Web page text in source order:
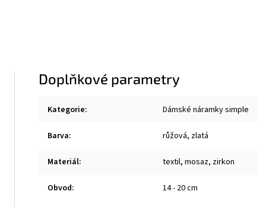
Doplňkové parametry
Kategorie: Dámské náramky simple
Barva: růžová, zlatá
Materiál: textil, mosaz, zirkon
Obvod: 14 - 20 cm